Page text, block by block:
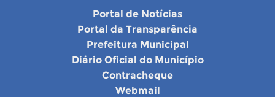
Portal de Notícias
Portal da Transparência
Prefeitura Municipal
Diário Oficial do Município
Contracheque
Webmail